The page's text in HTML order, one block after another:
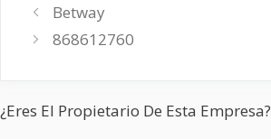
Betway
868612760
¿Eres El Propietario De Esta Empresa?